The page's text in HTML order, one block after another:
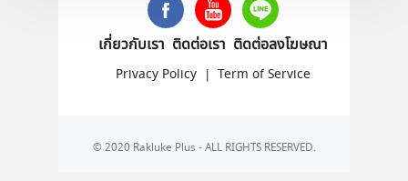
เกี่ยวกับเรา ติดต่อเรา ติดต่อลงโฆษณา
Privacy Policy | Term of Service
© 2020 Rakluke Plus - ALL RIGHTS RESERVED.